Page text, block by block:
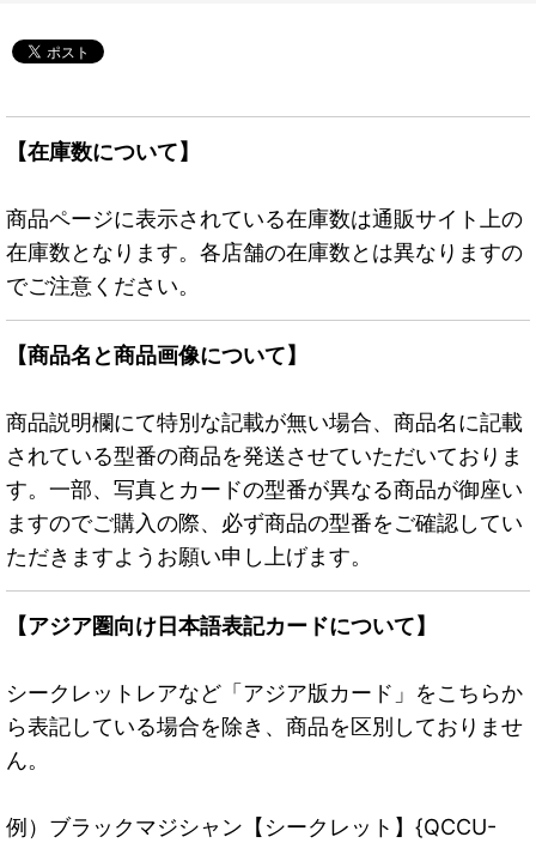
【在庫数について】
商品ページに表示されている在庫数は通販サイト上の
在庫数となります。各店舗の在庫数とは異なりますの
でご注意ください。
【商品名と商品画像について】
商品説明欄にて特別な記載が無い場合、商品名に記載
されている型番の商品を発送させていただいておりま
す。一部、写真とカードの型番が異なる商品が御座い
ますのでご購入の際、必ず商品の型番をご確認してい
ただきますようお願い申し上げます。
【アジア圏向け日本語表記カードについて】
シークレットレアなど「アジア版カード」をこちらか
ら表記している場合を除き、商品を区別しておりませ
ん。
例）ブラックマジシャン【シークレット】{QCCU-